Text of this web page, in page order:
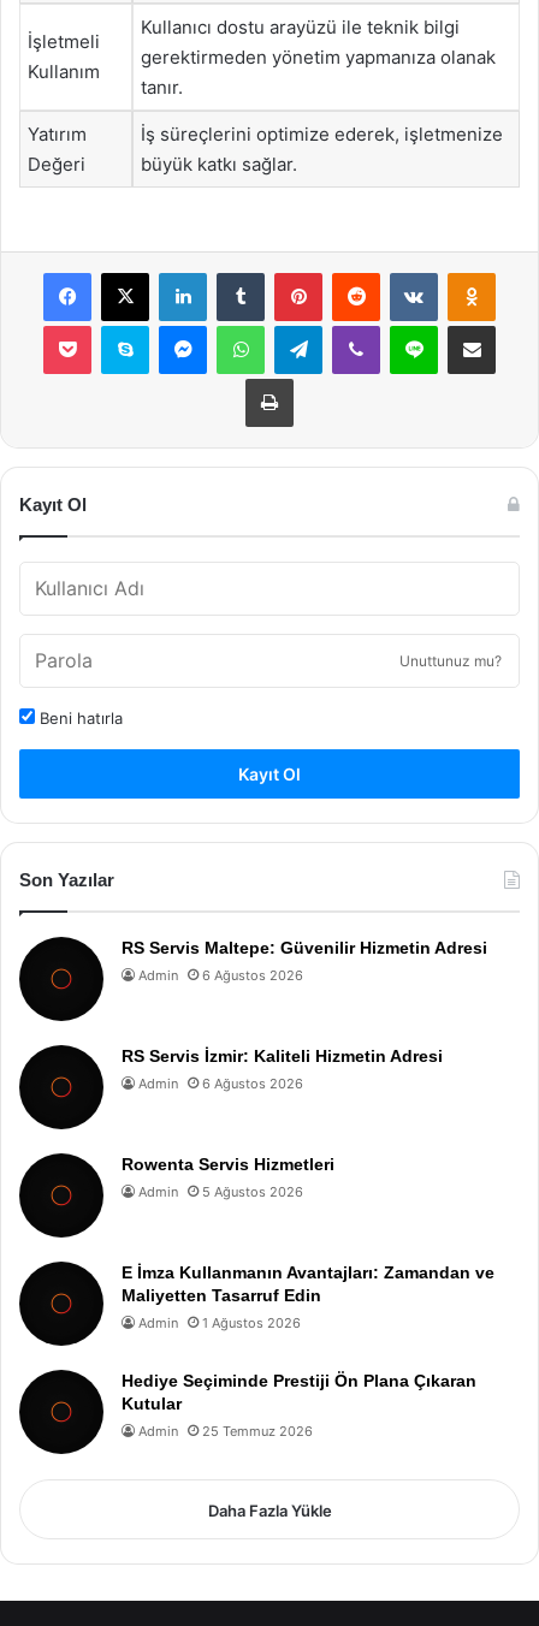
İşletmeli
Kullanım
Kullanıcı dostu arayüzü ile teknik bilgi
gerektirmeden yönetim yapmanıza olanak
tanır.
Yatırım
Değeri
İş süreçlerini optimize ederek, işletmenize
büyük katkı sağlar.
Facebook
X LinkedInTumblr PinterestReddit VKontakte
Pocket Skype MessengerWhatsAppTelegramViber Line E-Posta ile
Yazdır
Kayıt Ol
Unuttunuz mu?
Beni hatırla
Kayıt Ol
Son Yazılar
RS Servis Maltepe: Güvenilir Hizmetin Adresi
Admin 6 Ağustos 2026
RS Servis İzmir: Kaliteli Hizmetin Adresi
Admin 6 Ağustos 2026
Rowenta Servis Hizmetleri
Admin 5 Ağustos 2026
E İmza Kullanmanın Avantajları: Zamandan ve
Maliyetten Tasarruf Edin
Admin 1 Ağustos 2026
Hediye Seçiminde Prestiji Ön Plana Çıkaran
Kutular
Admin 25 Temmuz 2026
Daha Fazla Yükle